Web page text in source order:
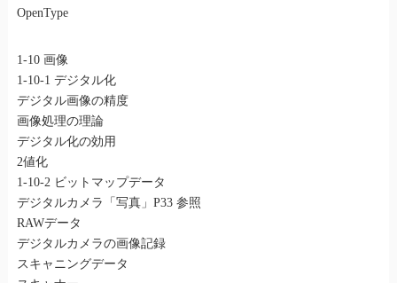
OpenType
1-10 画像
1-10-1 デジタル化
デジタル画像の精度
画像処理の理論
デジタル化の効用
2値化
1-10-2 ビットマップデータ
デジタルカメラ「写真」P33 参照
RAWデータ
デジタルカメラの画像記録
スキャニングデータ